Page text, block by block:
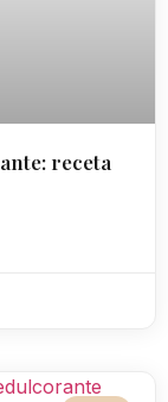
receta